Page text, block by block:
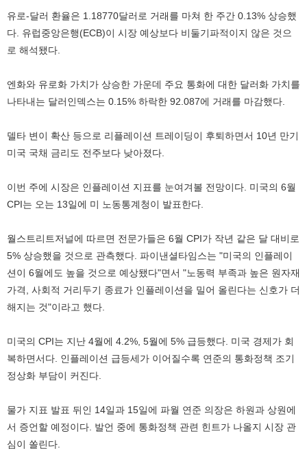
유로-달러 환율은 1.18770달러로 거래를 마쳐 한 주간 0.13% 상승했
다. 유럽중앙은행(ECB)이 시장 예상보다 비둘기파적이지 않은 것으
로 해석됐다.
엔화와 유로화 가치가 상승한 가운데 주요 통화에 대한 달러화 가치를
나타내는 달러인덱스는 0.15% 하락한 92.087에 거래를 마감했다.
델타 변이 확산 등으로 리플레이션 트레이딩이 후퇴하면서 10년 만기
미국 국채 금리도 전주보다 낮아졌다.
이번 주에 시장은 인플레이션 지표를 눈여겨볼 전망이다. 미국의 6월
CPI는 오는 13일에 미 노동통계청이 발표한다.
월스트리트저널에 따르면 전문가들은 6월 CPI가 작년 같은 달 대비로
5% 상승했을 것으로 관측했다. 파이낸셜타임스는 "미국의 인플레이
션이 6월에도 높을 것으로 예상됐다"면서 "노동력 부족과 높은 원자재
가격, 사회적 거리두기 종료가 인플레이션을 밀어 올린다는 신호가 더
해지는 것"이라고 했다.
미국의 CPI는 지난 4월에 4.2%, 5월에 5% 급등했다. 미국 경제가 회
복하면서다. 인플레이션 급등세가 이어질수록 연준의 통화정책 조기
정상화 부담이 커진다.
물가 지표 발표 뒤인 14일과 15일에 파월 연준 의장은 하원과 상원에
서 증언할 예정이다. 발언 중에 통화정책 관련 힌트가 나올지 시장 관
심이 쏠린다.